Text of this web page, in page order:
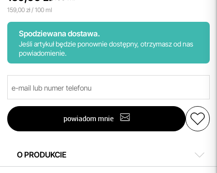
159,00 zł / 100 ml
Spodziewana dostawa.
Jeśli artykuł będzie ponownie dostępny, otrzymasz od nas
powiadomienie.
powiadom mnie
O PRODUKCIE